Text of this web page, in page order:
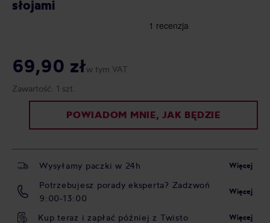
słojami
69,90 złw tym VAT
Zawartość: 1 szt.
POWIADOM MNIE, JAK BĘDZIE
Wysyłamy paczki w 24h Więcej
Potrzebujesz porady eksperta? Zadzwoń
9:00-13:00
Więcej
Kup teraz i zapłać później z Twisto Więcej